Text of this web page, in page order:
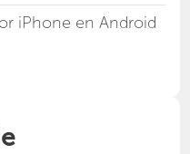
iPhone en Android